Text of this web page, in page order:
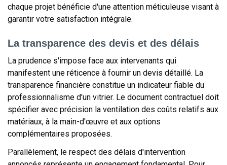
chaque projet bénéficie d'une attention méticuleuse visant à
garantir votre satisfaction intégrale.
La transparence des devis et des délais
La prudence s'impose face aux intervenants qui
manifestent une réticence à fournir un devis détaillé. La
transparence financière constitue un indicateur fiable du
professionnalisme d'un vitrier. Le document contractuel doit
spécifier avec précision la ventilation des coûts relatifs aux
matériaux, à la main-d'œuvre et aux options
complémentaires proposées.
Parallèlement, le respect des délais d'intervention